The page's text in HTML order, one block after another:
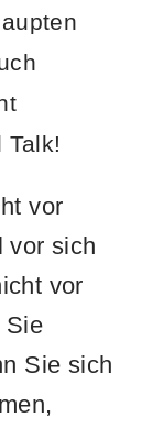
Talk!
vor
vor sich
vor
Sie
Sie sich